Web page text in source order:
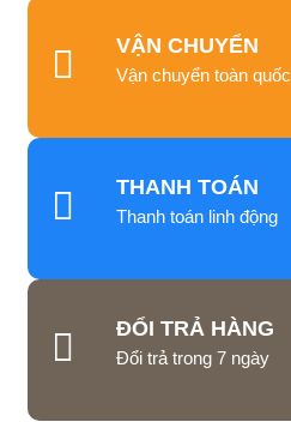
VẬN CHUYỂN
Vận chuyển toàn quốc
THANH TOÁN
Thanh toán linh động
ĐỔI TRẢ HÀNG
Đổi trả trong 7 ngày